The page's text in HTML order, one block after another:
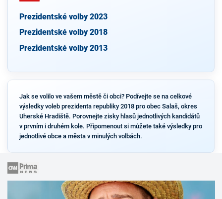
Prezidentské volby 2023
Prezidentské volby 2018
Prezidentské volby 2013
Jak se volilo ve vašem městě či obci? Podívejte se na celkové
výsledky voleb prezidenta republiky 2018 pro obec Salaš, okres
Uherské Hradiště. Porovnejte zisky hlasů jednotlivých kandidátů
v prvním i druhém kole. Připomenout si můžete také výsledky pro
jednotlivé obce a města v minulých volbách.